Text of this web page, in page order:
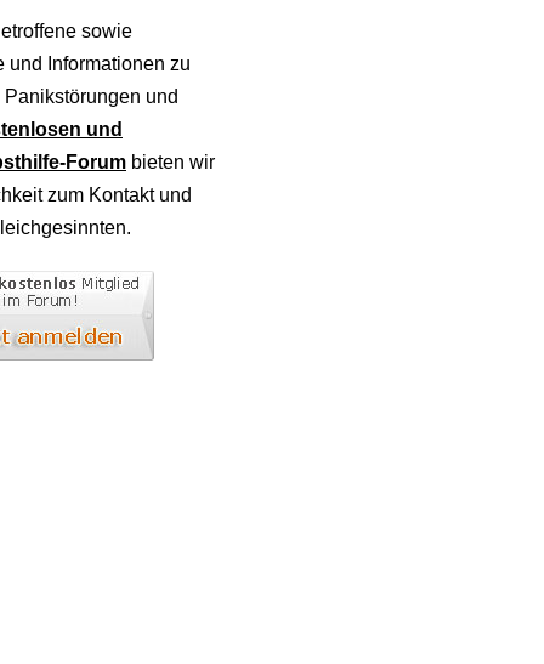
sowie
und Informationen zu
und
und
Forum bieten wir
zum Kontakt und